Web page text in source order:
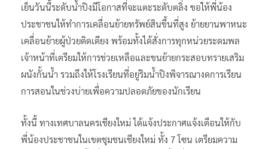
เย็นวันนี้ระดับน้ำปิงมีโอกาสที่จะแตะระดับตลิ่ง ขอให้พี่น้อง
ประชาชนให้ทำการเคลื่อนย้ายทรัพย์สินขึ้นที่สูง ย้ายยานพาหนะ
เคลื่อนย้ายผู้ป่วยติดเตียง พร้อมทั้งได้สั่งการทุกหน่วยระดมพล
เจ้าหน้าที่เตรียมให้การช่วยเหลือและขนย้ายกระสอบทรายเสริม
ผนังกั้นน้ำ รวมถึงให้โรงเรียนที่อยู่ริมน้ำปิงพิจารณางดการเรียน
การสอนในช่วงบ่ายเพื่อความปลอดภัยของนักเรียน
ทั้งนี้ ทางเทศบาลนครเชียงใหม่ ได้แจ้งประกาศแจ้งเตือนให้กับ
พี่น้องประชาชนในเขตชุมชนเชียงใหม่ ทั้ง 7 โซน เตรียมความ